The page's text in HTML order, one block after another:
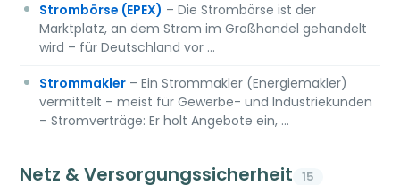
Strombörse (EPEX) – Die Strombörse ist der
Marktplatz, an dem Strom im Großhandel gehandelt
wird – für Deutschland vor …
Strommakler – Ein Strommakler (Energiemakler)
vermittelt – meist für Gewerbe- und Industriekunden
– Stromverträge: Er holt Angebote ein, …
Netz & Versorgungssicherheit 15